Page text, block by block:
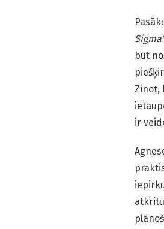
būt
Zinot,
ir